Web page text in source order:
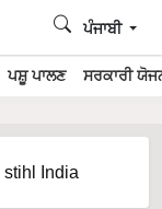
ਪਸ਼ੂ ਪਾਲਣ ਸਰਕਾਰੀ
ਪੰਜਾਬੀ